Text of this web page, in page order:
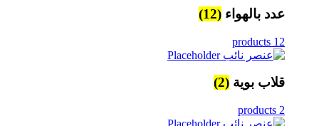
عدد بالهواء (12)
12 products
قلاب بوية (2)
2 products